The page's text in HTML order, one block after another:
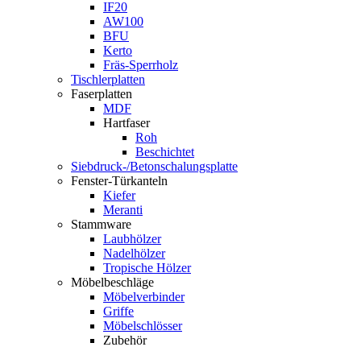
IF20
AW100
BFU
Kerto
Fräs-Sperrholz
Tischlerplatten
Faserplatten
MDF
Hartfaser
Roh
Beschichtet
Siebdruck-/Betonschalungsplatte
Fenster-Türkanteln
Kiefer
Meranti
Stammware
Laubhölzer
Nadelhölzer
Tropische Hölzer
Möbelbeschläge
Möbelverbinder
Griffe
Möbelschlösser
Zubehör